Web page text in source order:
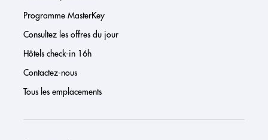
Programme MasterKey
Consultez les offres du jour
Hôtels check-in 16h
Contactez-nous
Tous les emplacements